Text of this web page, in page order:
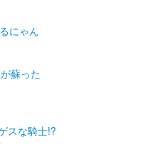
にゃん
蘇った
スな騎士!?